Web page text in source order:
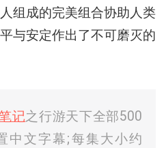
组成的完美组合协助人类
与安定作出了不可磨灭的
记之行游天下全部500
中文字幕;每集大小约